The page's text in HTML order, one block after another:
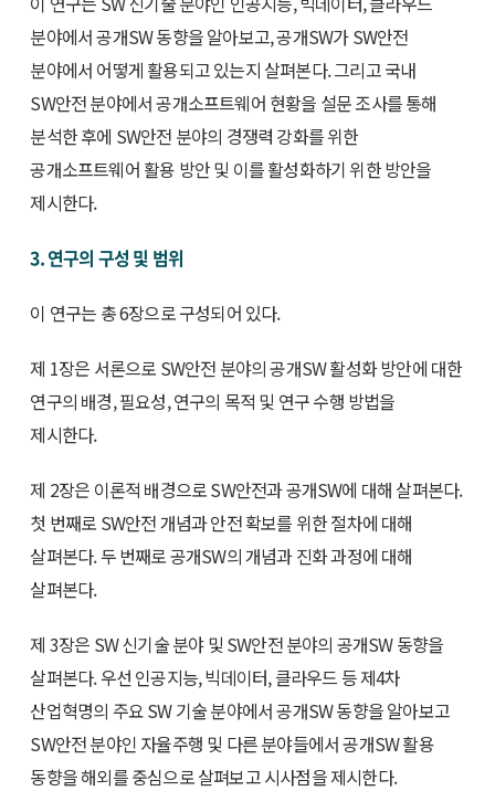
분야에서 공개SW 동향을 알아보고, 공개SW가 SW안전
분야에서 어떻게 활용되고 있는지 살펴본다. 그리고 국내
SW안전 분야에서 공개소프트웨어 현황을 설문 조사를 통해
분석한 후에 SW안전 분야의 경쟁력 강화를 위한
공개소프트웨어 활용 방안 및 이를 활성화하기 위한 방안을
제시한다.
3. 연구의 구성 및 범위
이 연구는 총 6장으로 구성되어 있다.
제 1장은 서론으로 SW안전 분야의 공개SW 활성화 방안에 대한
연구의 배경, 필요성, 연구의 목적 및 연구 수행 방법을
제시한다.
제 2장은 이론적 배경으로 SW안전과 공개SW에 대해 살펴본다.
첫 번째로 SW안전 개념과 안전 확보를 위한 절차에 대해
살펴본다. 두 번째로 공개SW의 개념과 진화 과정에 대해
살펴본다.
제 3장은 SW 신기술 분야 및 SW안전 분야의 공개SW 동향을
살펴본다. 우선 인공지능, 빅데이터, 클라우드 등 제4차
산업혁명의 주요 SW 기술 분야에서 공개SW 동향을 알아보고
SW안전 분야인 자율주행 및 다른 분야들에서 공개SW 활용
동향을 해외를 중심으로 살펴보고 시사점을 제시한다.